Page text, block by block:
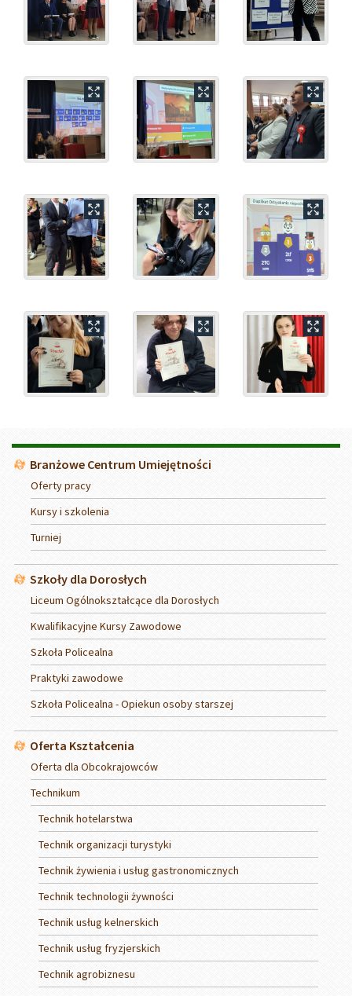
MenuBranżowe Centrum Umiejętności
Oferty pracy
Kursy i szkolenia
Turniej
Szkoły dla Dorosłych
Liceum Ogólnokształcące dla Dorosłych
Kwalifikacyjne Kursy Zawodowe
Szkoła Policealna
Praktyki zawodowe
Szkoła Policealna - Opiekun osoby starszej
Oferta Kształcenia
Oferta dla Obcokrajowców
Technikum
Technik hotelarstwa
Technik organizacji turystyki
Technik żywienia i usług gastronomicznych
Technik technologii żywności
Technik usług kelnerskich
Technik usług fryzjerskich
Technik agrobiznesu